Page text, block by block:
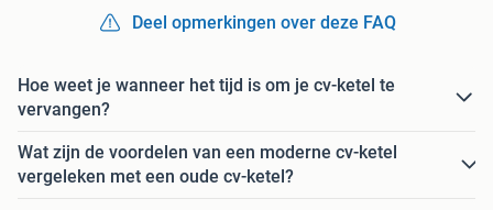
Deel opmerkingen over deze FAQ
Hoe weet je wanneer het tijd is om je cv-ketel te
vervangen?
Wat zijn de voordelen van een moderne cv-ketel
vergeleken met een oude cv-ketel?